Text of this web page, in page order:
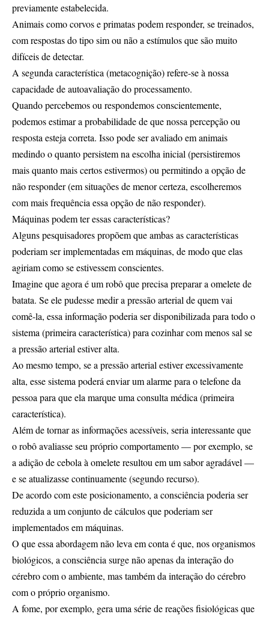
previamente estabelecida.
Animais como corvos e primatas podem responder, se treinados,
com respostas do tipo sim ou não a estímulos que são muito
difíceis de detectar.
A segunda característica (metacognição) refere-se à nossa
capacidade de autoavaliação do processamento.
Quando percebemos ou respondemos conscientemente,
podemos estimar a probabilidade de que nossa percepção ou
resposta esteja correta. Isso pode ser avaliado em animais
medindo o quanto persistem na escolha inicial (persistiremos
mais quanto mais certos estivermos) ou permitindo a opção de
não responder (em situações de menor certeza, escolheremos
com mais frequência essa opção de não responder).
Máquinas podem ter essas características?
Alguns pesquisadores propõem que ambas as características
poderiam ser implementadas em máquinas, de modo que elas
agiriam como se estivessem conscientes.
Imagine que agora é um robô que precisa preparar a omelete de
batata. Se ele pudesse medir a pressão arterial de quem vai
comê-la, essa informação poderia ser disponibilizada para todo o
sistema (primeira característica) para cozinhar com menos sal se
a pressão arterial estiver alta.
Ao mesmo tempo, se a pressão arterial estiver excessivamente
alta, esse sistema poderá enviar um alarme para o telefone da
pessoa para que ela marque uma consulta médica (primeira
característica).
Além de tornar as informações acessíveis, seria interessante que
o robô avaliasse seu próprio comportamento — por exemplo, se
a adição de cebola à omelete resultou em um sabor agradável —
e se atualizasse continuamente (segundo recurso).
De acordo com este posicionamento, a consciência poderia ser
reduzida a um conjunto de cálculos que poderiam ser
implementados em máquinas.
O que essa abordagem não leva em conta é que, nos organismos
biológicos, a consciência surge não apenas da interação do
cérebro com o ambiente, mas também da interação do cérebro
com o próprio organismo.
A fome, por exemplo, gera uma série de reações fisiológicas que